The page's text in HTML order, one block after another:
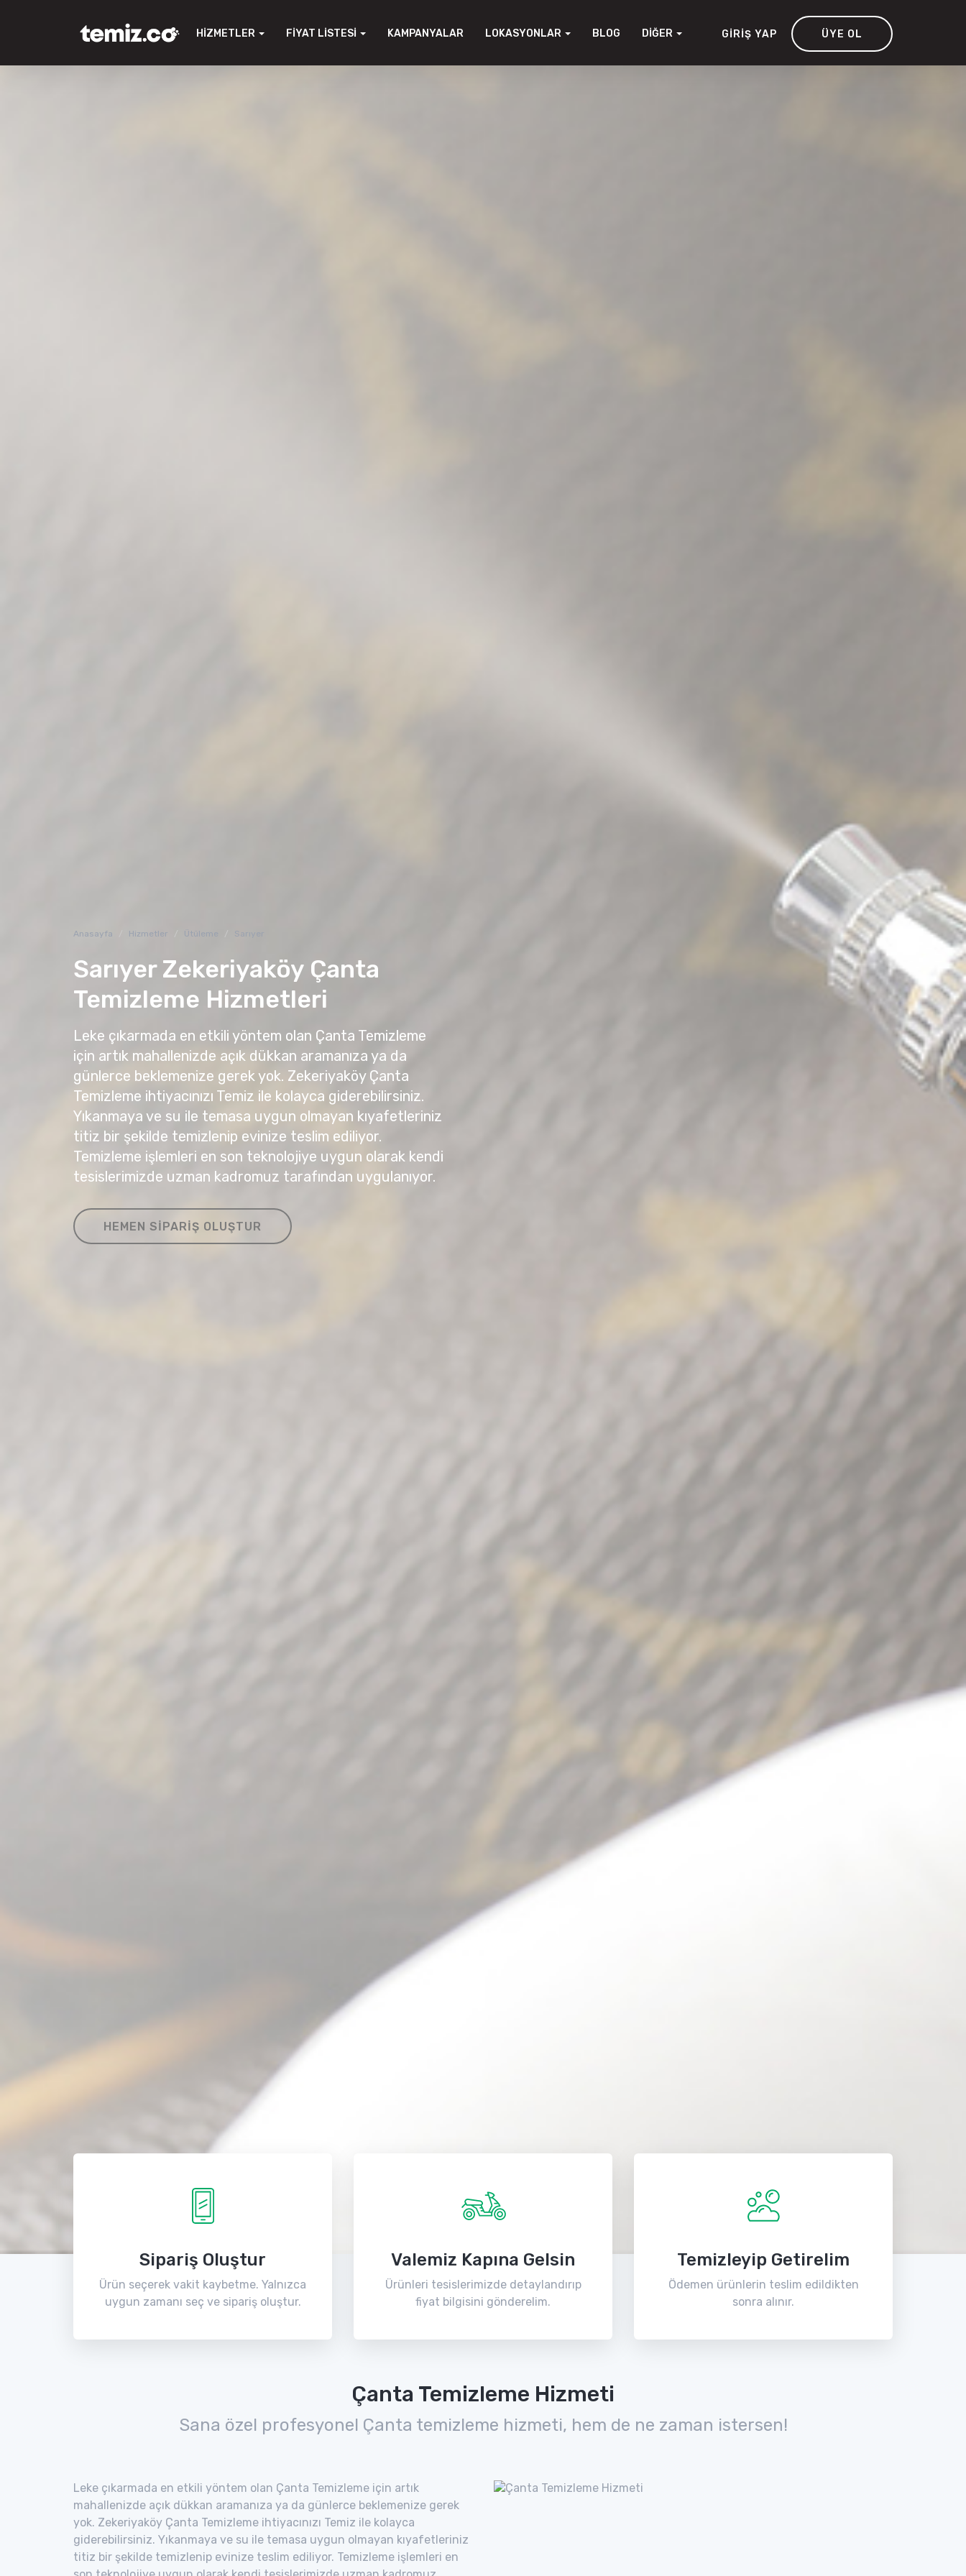
HIZMETLER FIYAT LISTESI KAMPANYALAR LOKASYONLAR BLOG DIĞER GIRIŞ YAP ÜYE OL
Anasayfa Hizmetler Ütüleme Sarıyer
Sarıyer Zekeriyaköy Çanta
Temizleme Hizmetleri
Leke çıkarmada en etkili yöntem olan Çanta Temizleme
için artık mahallenizde açık dükkan aramanıza ya da
günlerce beklemenize gerek yok. Zekeriyaköy Çanta
Temizleme ihtiyacınızı Temiz ile kolayca giderebilirsiniz.
Yıkanmaya ve su ile temasa uygun olmayan kıyafetleriniz
titiz bir şekilde temizlenip evinize teslim ediliyor.
Temizleme işlemleri en son teknolojiye uygun olarak kendi
tesislerimizde uzman kadromuz tarafından uygulanıyor.
HEMEN SIPARIŞ OLUŞTUR
Sipariş Oluştur
Ürün seçerek vakit kaybetme. Yalnızca
uygun zamanı seç ve sipariş oluştur.
Valemiz Kapına Gelsin
Ürünleri tesislerimizde detaylandırıp
fiyat bilgisini gönderelim.
Temizleyip Getirelim
Ödemen ürünlerin teslim edildikten
sonra alınır.
Çanta Temizleme Hizmeti
Sana özel profesyonel Çanta temizleme hizmeti, hem de ne zaman istersen!
Leke çıkarmada en etkili yöntem olan Çanta Temizleme için artık
mahallenizde açık dükkan aramanıza ya da günlerce beklemenize gerek
yok. Zekeriyaköy Çanta Temizleme ihtiyacınızı Temiz ile kolayca
giderebilirsiniz. Yıkanmaya ve su ile temasa uygun olmayan kıyafetleriniz
titiz bir şekilde temizlenip evinize teslim ediliyor. Temizleme işlemleri en